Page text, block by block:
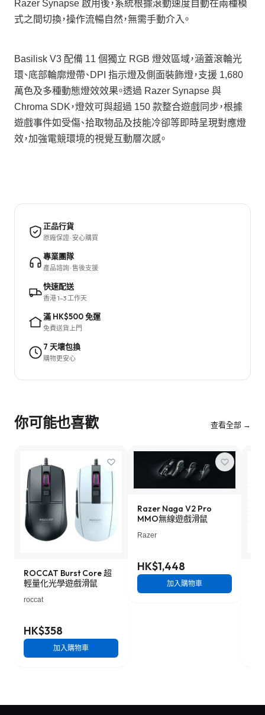
Razer Synapse 啟用後，系統根據滾動速度自動在兩種模
式之間切換，操作流暢自然，無需手動介入。
Basilisk V3 配備 11 個獨立 RGB 燈效區域，涵蓋滾輪光
環、底部輪廓燈帶、DPI 指示燈及側面裝飾燈，支援 1,680
萬色及多種動態燈效效果。透過 Razer Synapse 與
Chroma SDK，燈效可與超過 150 款整合遊戲同步，根據
遊戲事件如受傷、拾取物品及技能冷卻等即時呈現對應燈
效，加強電競環境的視覺互動層次感。
正品行貨
原廠保證 · 安心購買
專業團隊
產品諮詢 · 售後支援
快速配送
香港 1–3 工作天
滿 HK$500 免運
免費送貨上門
7 天壞包換
購物更安心
你可能也喜歡 查看全部 →
ROCCAT Burst Core 超
輕量化光學遊戲滑鼠
roccat
HK$358
加入購物車
Razer Naga V2 Pro
MMO無線遊戲滑鼠
Razer
HK$1,448
加入購物車